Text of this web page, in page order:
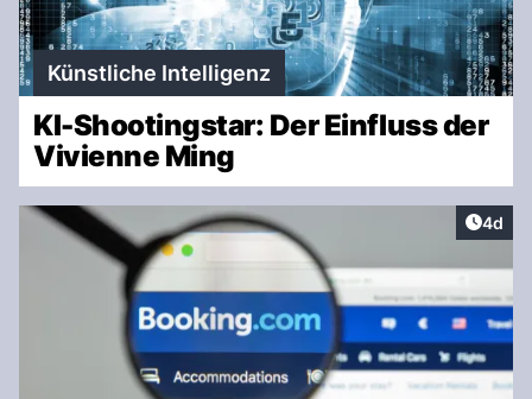
Künstliche Intelligenz
KI-Shootingstar: Der Einfluss der
Vivienne Ming
4d